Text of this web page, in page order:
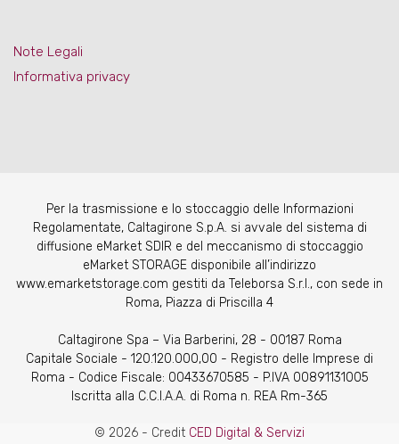
Note Legali
Informativa privacy
Per la trasmissione e lo stoccaggio delle Informazioni
Regolamentate, Caltagirone S.p.A. si avvale del sistema di
diffusione eMarket SDIR e del meccanismo di stoccaggio
eMarket STORAGE disponibile all’indirizzo
www.emarketstorage.com gestiti da Teleborsa S.r.l., con sede in
Roma, Piazza di Priscilla 4
Caltagirone Spa – Via Barberini, 28 - 00187 Roma
Capitale Sociale - 120.120.000,00 - Registro delle Imprese di
Roma - Codice Fiscale: 00433670585 - P.IVA 00891131005
Iscritta alla C.C.I.A.A. di Roma n. REA Rm-365
© 2026 - Credit CED Digital & Servizi